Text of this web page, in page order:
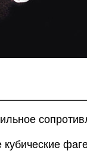
кубические